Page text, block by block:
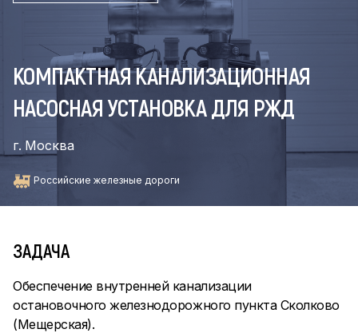
КОМПАКТНАЯ КАНАЛИЗАЦИОННАЯ
НАСОСНАЯ УСТАНОВКА ДЛЯ РЖД
г. Москва
Российские железные дороги
ЗАДАЧА
Обеспечение внутренней канализации
остановочного железнодорожного пункта Сколково
(Мещерская).